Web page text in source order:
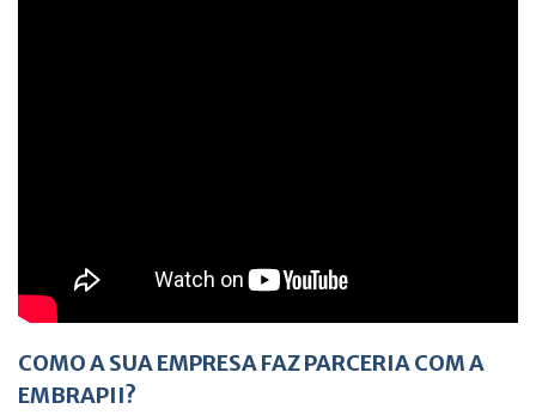
COMO A SUA EMPRESA FAZ PARCERIA COM A
EMBRAPII?